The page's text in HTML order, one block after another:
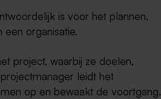
is voor het plannen,
organisatie.
project, waarbij ze doelen,
leidt het
op en bewaakt de voortgang.